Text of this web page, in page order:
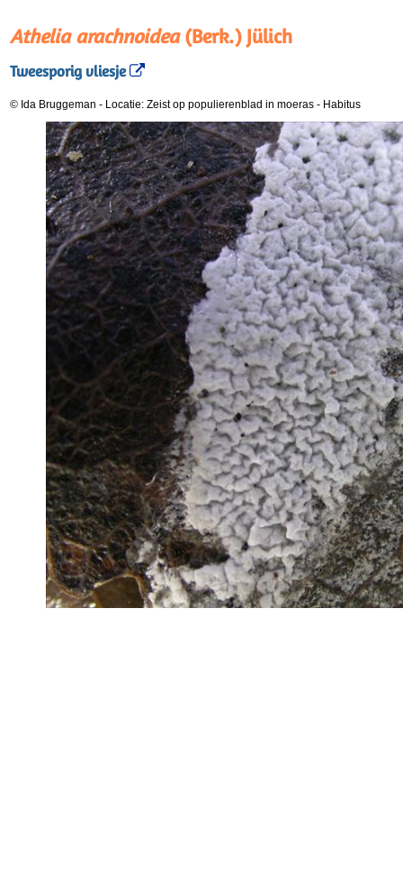
Athelia arachnoidea(Berk.) Jülich
Tweesporig vliesje
© Ida Bruggeman - Locatie: Zeist op populierenblad in moeras - Habitus